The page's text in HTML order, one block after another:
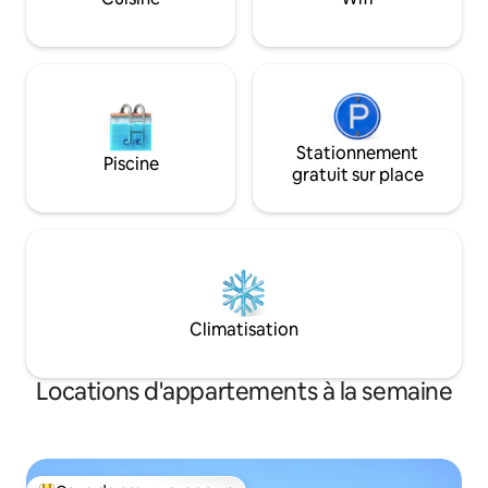
escapade idéale à Knysna.
Weber, vélos,
Piscine
Stationnement
gratuit sur place
Climatisation
Locations d'appartements à la semaine